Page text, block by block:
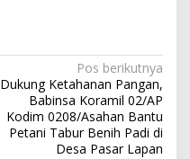
Pos berikutnya
Dukung Ketahanan Pangan,
Babinsa Koramil 02/AP
Kodim 0208/Asahan Bantu
Petani Tabur Benih Padi di
Desa Pasar Lapan